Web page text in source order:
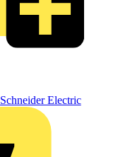
Schneider Electric